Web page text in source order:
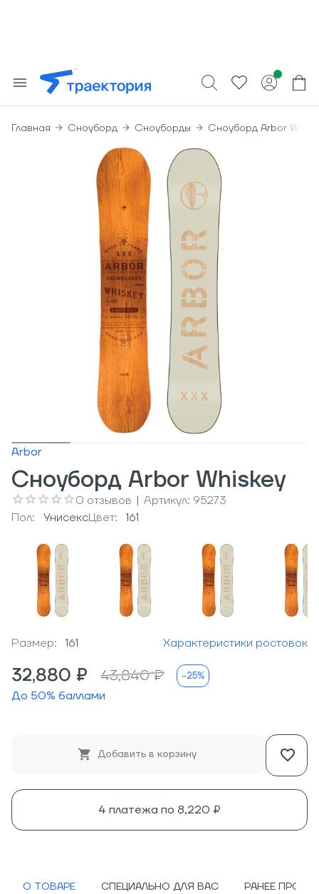
Главная Сноуборд Сноуборды Сноуборд Arbor
Arbor
Сноуборд Arbor Whiskey
0 отзывов | Артикул: 95273
Пол:
УнисексЦвет: 161
Размер: 161 Характеристики ростовок
32,880 ₽ 43,840 ₽ -25%
До 50% баллами
Добавить в корзину
4 платежа по 8,220 ₽
О ТОВАРЕ СПЕЦИАЛЬНО ДЛЯ ВАС РАНЕЕ